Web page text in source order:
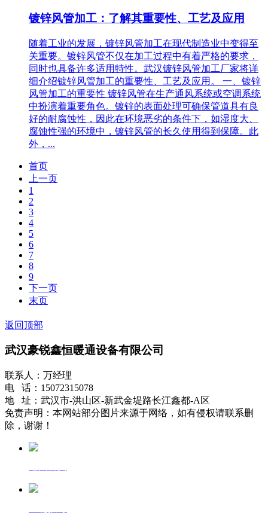
镀锌风管加工：了解其重要性、工艺及应用
随着工业的发展，镀锌风管加工在现代制造业中变得至
关重要。镀锌风管不仅在加工过程中有着严格的要求，
同时也具备许多适用特性。武汉镀锌风管加工厂家将详
细介绍镀锌风管加工的重要性、工艺及应用。 一、镀锌
风管加工的重要性 镀锌风管在生产通风系统或空调系统
中扮演着重要角色。镀锌的表面处理可确保管道具有良
好的耐腐蚀性，因此在环境恶劣的条件下，如湿度大、
腐蚀性强的环境中，镀锌风管的长久使用得到保障。此
外，...
首页
上一页
1
2
3
4
5
6
7
8
9
下一页
末页
返回顶部
武汉豪锐鑫恒暖通设备有限公司
联系人：万经理
电 话：15072315078
地 址：武汉市-洪山区-新武金堤路长江鑫都-A区
免责声明：本网站部分图片来源于网络，如有侵权请联系删
除，谢谢！